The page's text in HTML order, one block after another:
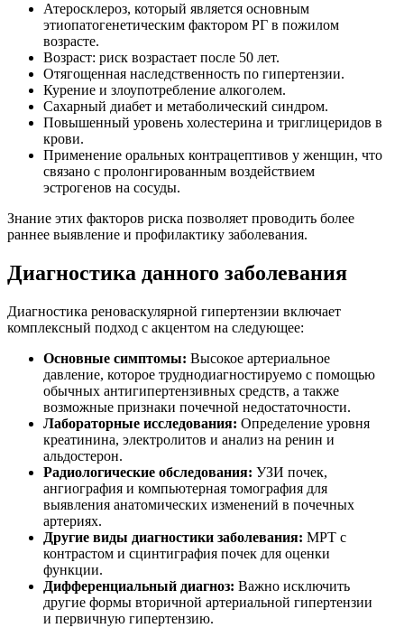
Атеросклероз, который является основным
этиопатогенетическим фактором РГ в пожилом
возрасте.
Возраст: риск возрастает после 50 лет.
Отягощенная наследственность по гипертензии.
Курение и злоупотребление алкоголем.
Сахарный диабет и метаболический синдром.
Повышенный уровень холестерина и триглицеридов в
крови.
Применение оральных контрацептивов у женщин, что
связано с пролонгированным воздействием
эстрогенов на сосуды.
Знание этих факторов риска позволяет проводить более
раннее выявление и профилактику заболевания.
Диагностика данного заболевания
Диагностика реноваскулярной гипертензии включает
комплексный подход с акцентом на следующее:
Основные симптомы: Высокое артериальное
давление, которое труднодиагностируемо с помощью
обычных антигипертензивных средств, а также
возможные признаки почечной недостаточности.
Лабораторные исследования: Определение уровня
креатинина, электролитов и анализ на ренин и
альдостерон.
Радиологические обследования: УЗИ почек,
ангиография и компьютерная томография для
выявления анатомических изменений в почечных
артериях.
Другие виды диагностики заболевания: МРТ с
контрастом и сцинтиграфия почек для оценки
функции.
Дифференциальный диагноз: Важно исключить
другие формы вторичной артериальной гипертензии
и первичную гипертензию.